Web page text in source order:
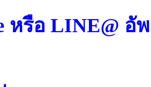
หรือ LINE@ อั